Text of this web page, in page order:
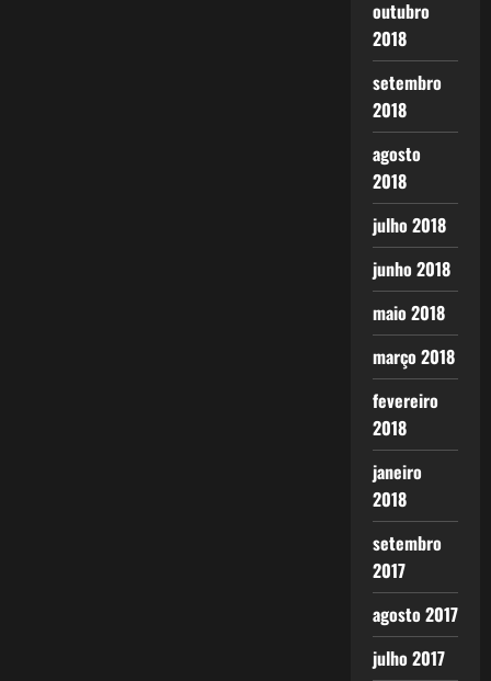
outubro
2018
setembro
2018
agosto
2018
julho 2018
junho 2018
maio 2018
março 2018
fevereiro
2018
janeiro
2018
setembro
2017
agosto 2017
julho 2017